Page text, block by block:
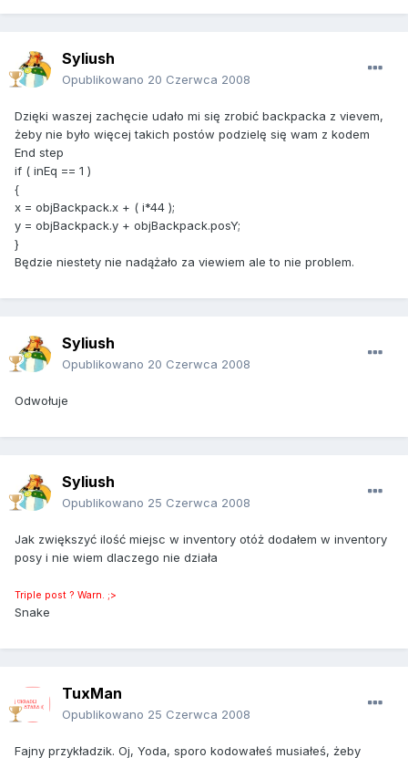
Syliush
Opublikowano 20 Czerwca 2008
Dzięki waszej zachęcie udało mi się zrobić backpacka z vievem,
żeby nie było więcej takich postów podzielę się wam z kodem
End step
if ( inEq == 1 )
{
x = objBackpack.x + ( i*44 );
y = objBackpack.y + objBackpack.posY;
}
Będzie niestety nie nadążało za viewiem ale to nie problem.
Syliush
Opublikowano 20 Czerwca 2008
Odwołuje
Syliush
Opublikowano 25 Czerwca 2008
Jak zwiększyć ilość miejsc w inventory otóż dodałem w inventory
posy i nie wiem dlaczego nie działa
Triple post ? Warn. ;>
Snake
TuxMan
Opublikowano 25 Czerwca 2008
Fajny przykładzik. Oj, Yoda, sporo kodowałeś musiałeś, żeby